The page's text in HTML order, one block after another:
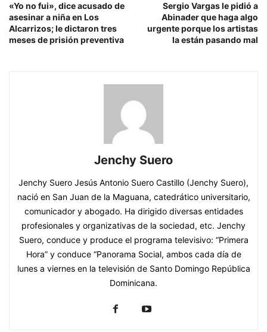
«Yo no fui», dice acusado de
asesinar a niña en Los
Alcarrizos; le dictaron tres
meses de prisión preventiva
Sergio Vargas le pidió a
Abinader que haga algo
urgente porque los artistas
la están pasando mal
Jenchy Suero
Jenchy Suero Jesús Antonio Suero Castillo (Jenchy Suero),
nació en San Juan de la Maguana, catedrático universitario,
comunicador y abogado. Ha dirigido diversas entidades
profesionales y organizativas de la sociedad, etc. Jenchy
Suero, conduce y produce el programa televisivo: “Primera
Hora” y conduce “Panorama Social, ambos cada día de
lunes a viernes en la televisión de Santo Domingo República
Dominicana.